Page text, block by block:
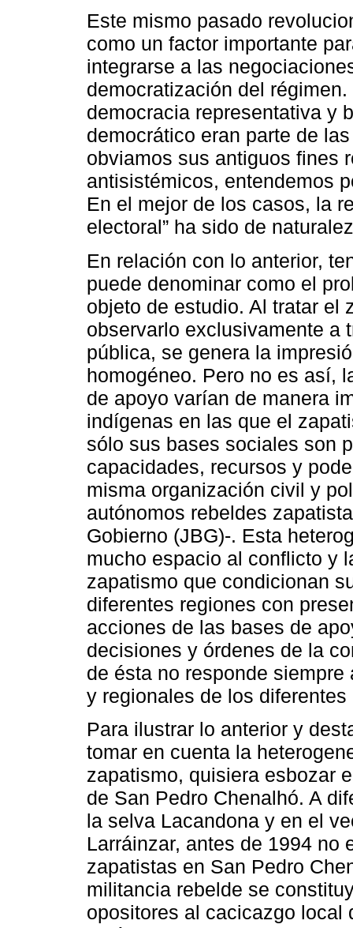
Este mismo pasado
como un factor importante
integrarse a las
democratización del
democracia representativa y
democrático eran parte de
obviamos sus antiguos fines
antisistémicos, entendemos
En el mejor de los casos, la
electoral” ha sido de
En relación con lo anterior,
puede denominar como el
objeto de estudio. Al tratar el
observarlo exclusivamente a
pública, se genera la
homogéneo. Pero no es así,
de apoyo varían de manera
indígenas en las que el
sólo sus bases sociales son
capacidades, recursos y
misma organización civil y
autónomos rebeldes
Gobierno (JBG)-. Esta
mucho espacio al conflicto y
zapatismo que condicionan
diferentes regiones con
acciones de las bases de
decisiones y órdenes de la
de ésta no responde
y regionales de los
Para ilustrar lo anterior y
tomar en cuenta la
zapatismo, quisiera esbozar
de San Pedro Chenalhó. A
la selva Lacandona y en el
Larráinzar, antes de 1994 no
zapatistas en San Pedro
militancia rebelde se
opositores al cacicazgo local